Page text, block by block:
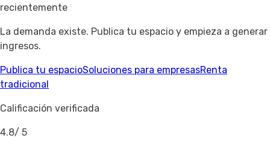
recientemente
La demanda existe. Publica tu espacio y empieza a generar
ingresos.
Publica tu espacioSoluciones para empresasRenta
tradicional
Calificación verificada
4.8/ 5